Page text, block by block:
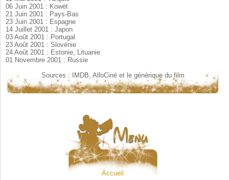
06 Juin 2001 : Kowët
21 Juin 2001 : Pays-Bas
23 Juin 2001 : Espagne
14 Juillet 2001 : Japon
03 Août 2001 : Portugal
23 Août 2001 : Slovénie
24 Août 2001 : Estonie, Lituanie
Sources : IMDB, AlloCiné et le générique du film
Accueil